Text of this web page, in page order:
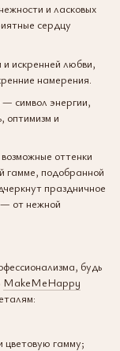
и ласковых
сердцу
искренней любви,
намерения.
символ энергии,
оптимизм и
оттенки
гамме, подобранной
праздничное
— от нежной
будь
MakeMeHappy
цветовую гамму;